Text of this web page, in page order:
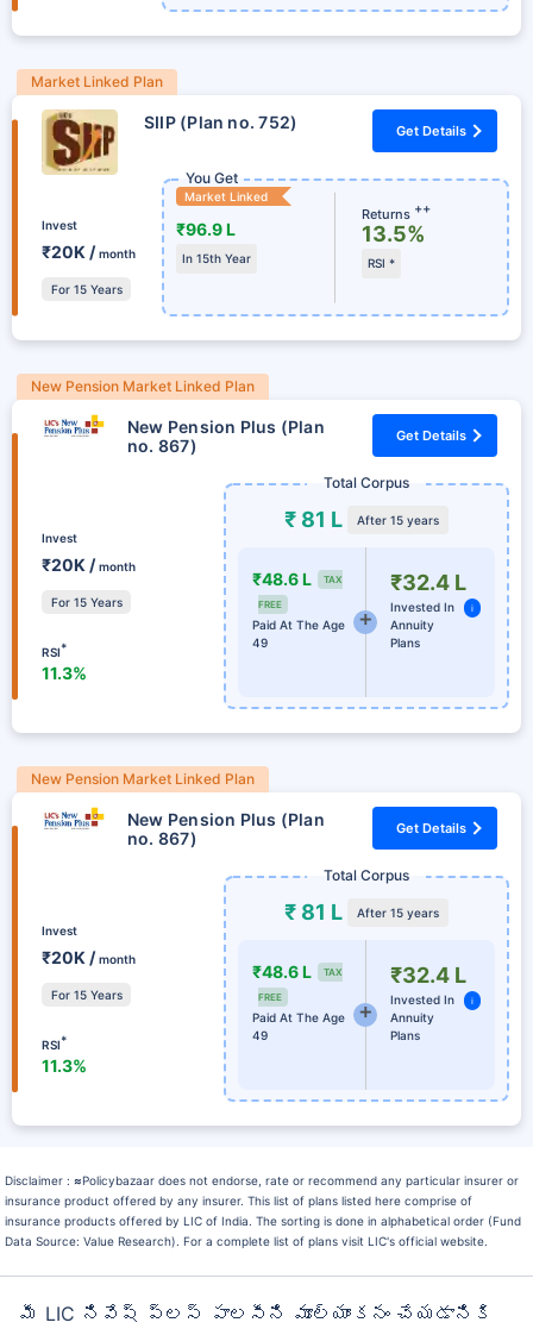
Market Linked Plan
SIIP (Plan no. 752) Get Details
Invest
₹20K /month
For 15 Years
You Get
Market Linked
₹96.9 L
In 15th Year
Returns ++
13.5%
RSI *
New Pension Market Linked Plan
New Pension Plus (Plan
no. 867)
Get Details
Invest
₹20K /month
For 15 Years
RSI*
11.3%
Total Corpus
₹ 81 L After 15 years
₹48.6 L TAX
FREE
Paid At The Age
49
₹32.4 L
Invested In
Annuity
Plans
i
New Pension Market Linked Plan
New Pension Plus (Plan
no. 867)
Get Details
Invest
₹20K /month
For 15 Years
RSI*
11.3%
Total Corpus
₹ 81 L After 15 years
₹48.6 L TAX
FREE
Paid At The Age
49
₹32.4 L
Invested In
Annuity
Plans
i
Disclaimer :≈Policybazaar does not endorse, rate or recommend any particular insurer or
insurance product offered by any insurer. This list of plans listed here comprise of
insurance products offered by LIC of India. The sorting is done in alphabetical order (Fund
Data Source: Value Research). For a complete list of plans visit LIC's official website.
మీ LIC నివేష్ ప్లస్ పాలసీని మూల్యాంకనం చేయడానికి